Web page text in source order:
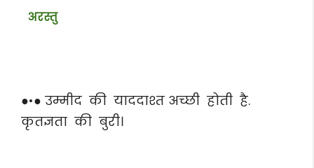
अरस्तु
●•● उम्मीद की याददाश्त अच्छी होती है.
कृतज्ञता की बुरी।